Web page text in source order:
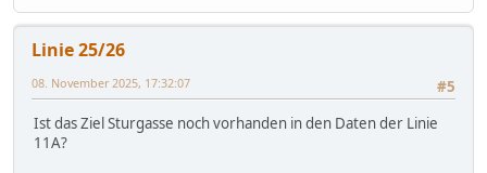
Linie 25/26
#5
08. November 2025, 17:32:07
Ist das Ziel Sturgasse noch vorhanden in den Daten der Linie
11A?